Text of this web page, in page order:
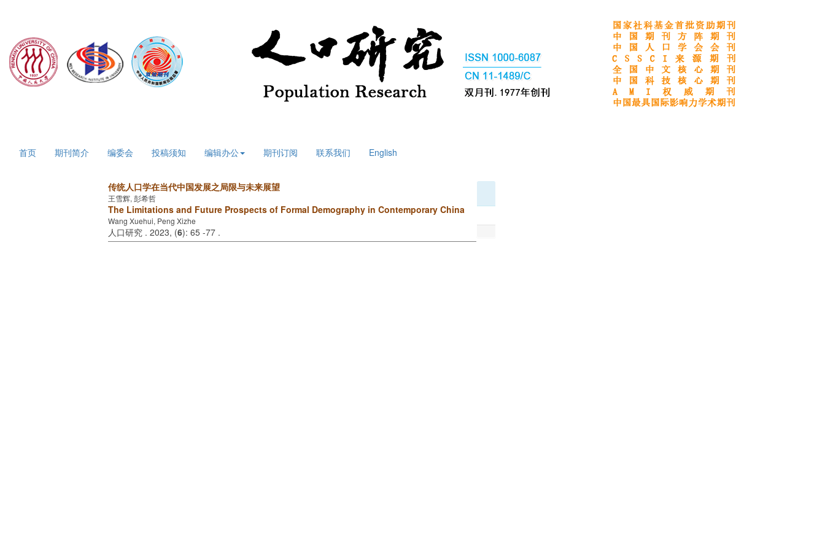
首页 期刊简介 编委会 投稿须知 编辑办公 期刊订阅 联系我们 English
传统人口学在当代中国发展之局限与未来展望
王雪辉, 彭希哲
The Limitations and Future Prospects of Formal Demography in Contemporary China
Wang Xuehui, Peng Xizhe
人口研究 . 2023, (6): 65 -77 .